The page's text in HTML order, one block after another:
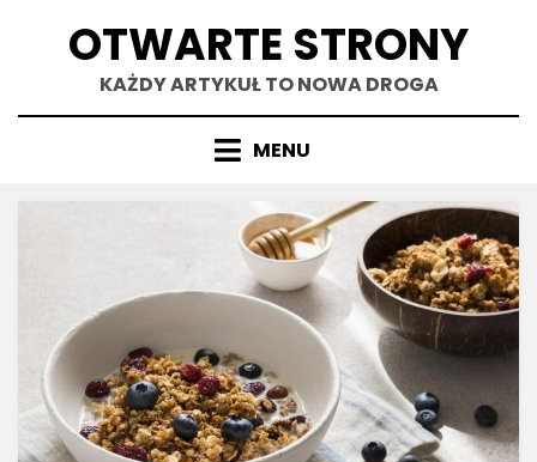
OTWARTE STRONY
KAŻDY ARTYKUŁ TO NOWA DROGA
MENU